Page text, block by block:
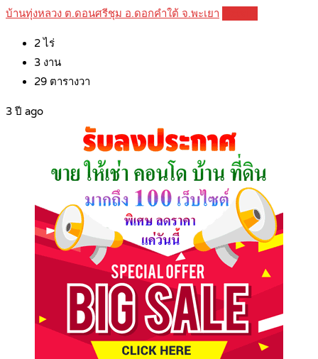
บ้านทุ่งหลวง ต.ดอนศรีชุม อ.ดอกคำใต้ จ.พะเยา
2ไร่
3 งาน
29 ตารางวา
3 ปี ago